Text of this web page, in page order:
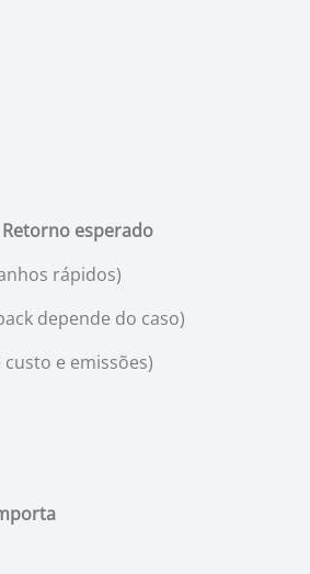
Retorno esperado
rápidos)
depende do caso)
e emissões)